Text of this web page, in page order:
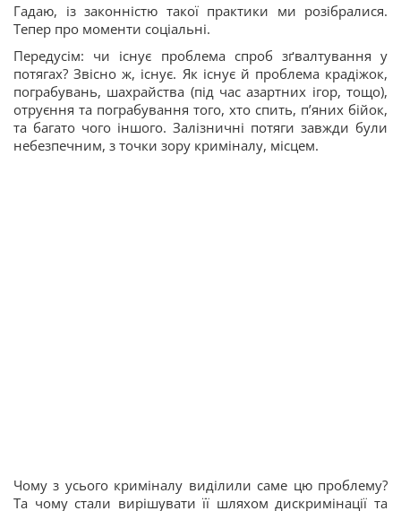
Гадаю, із законністю такої практики ми розібралися.
Тепер про моменти соціальні.
Передусім: чи існує проблема спроб зґвалтування у
потягах? Звісно ж, існує. Як існує й проблема крадіжок,
пограбувань, шахрайства (під час азартних ігор, тощо),
отруєння та пограбування того, хто спить, п’яних бійок,
та багато чого іншого. Залізничні потяги завжди були
небезпечним, з точки зору криміналу, місцем.
Чому з усього криміналу виділили саме цю проблему?
Та чому стали вирішувати її шляхом дискримінації та